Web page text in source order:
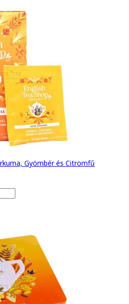
Gyömbér és Citromfű